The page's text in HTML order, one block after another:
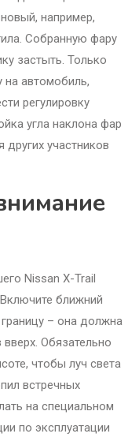
например,
Собранную фару
застыть. Только
на автомобиль,
регулировку
угла наклона фар
участников
Nissan X-Trail
ближний
– она должна
Обязательно
чтобы луч света
встречных
на специальном
по эксплуатации